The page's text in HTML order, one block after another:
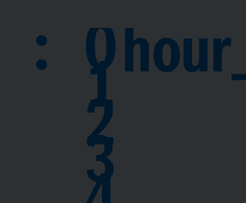
: 0
1
2
3